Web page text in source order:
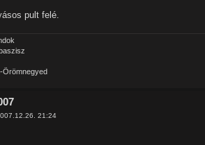
pult felé.
Örömnegyed
21:24